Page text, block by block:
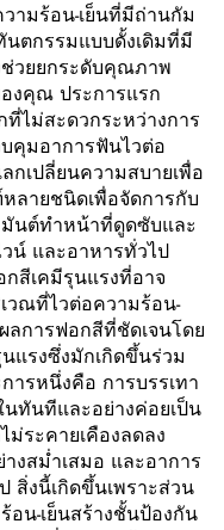
ามร้อน-เย็นที่มีถ่านกัม
ตกรรมแบบดั้งเดิมที่มี
วยยกระดับคุณภาพ
งคุณ ประการแรก
ไม่สะดวกระหว่างการ
คุมอาการฟันไวต่อ
กเปลี่ยนความสบายเพื่อ
ลายชนิดเพื่อจัดการกับ
นต์ทำหน้าที่ดูดซับและ
น์ และอาหารทั่วไป
สีเคมีรุนแรงที่อาจ
วณที่ไวต่อความร้อน-
การฟอกสีที่ชัดเจนโดย
แรงซึ่งมักเกิดขึ้นร่วม
ารหนึ่งคือ การบรรเทา
นทันทีและอย่างค่อยเป็น
ระคายเคืองลดลง
งสม่ำเสมอ และอาการ
สิ่งนี้เกิดขึ้นเพราะส่วน
น-เย็นสร้างชั้นป้องกัน